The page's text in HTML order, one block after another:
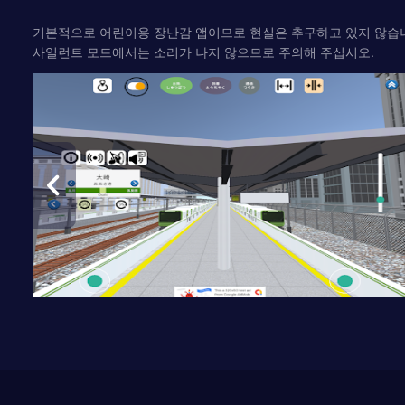
기본적으로 어린이용 장난감 앱이므로 현실은 추구하고 있지 않습
사일런트 모드에서는 소리가 나지 않으므로 주의해 주십시오.